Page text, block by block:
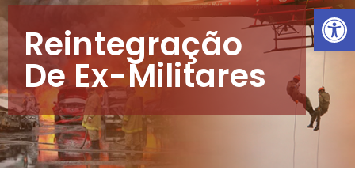
Reintegração
De Ex-Militares